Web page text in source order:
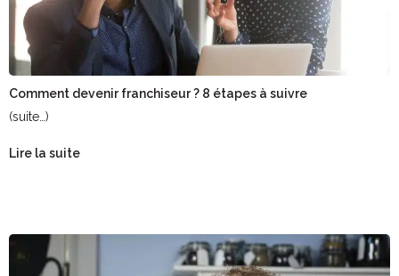
Comment devenir franchiseur ? 8 étapes à suivre
(suite…)
Lire la suite